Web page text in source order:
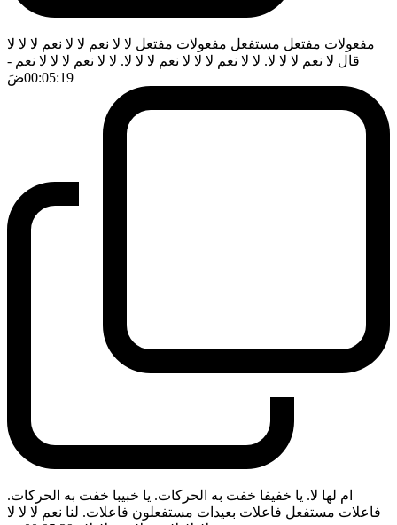
مفعولات مفتعل مستفعل مفعولات مفتعل لا لا نعم لا لا نعم لا لا لا
قال لا نعم لا لا لا. لا لا نعم لا لا لا نعم لا لا لا. لا لا نعم لا لا لا نعم -
00:05:19ضَ
ام لها لا. يا خفيفا خفت به الحركات. يا خبيبا خفت به الحركات.
فاعلات مستفعل فاعلات بعيدات مستفعلون فاعلات. لنا نعم لا لا لا